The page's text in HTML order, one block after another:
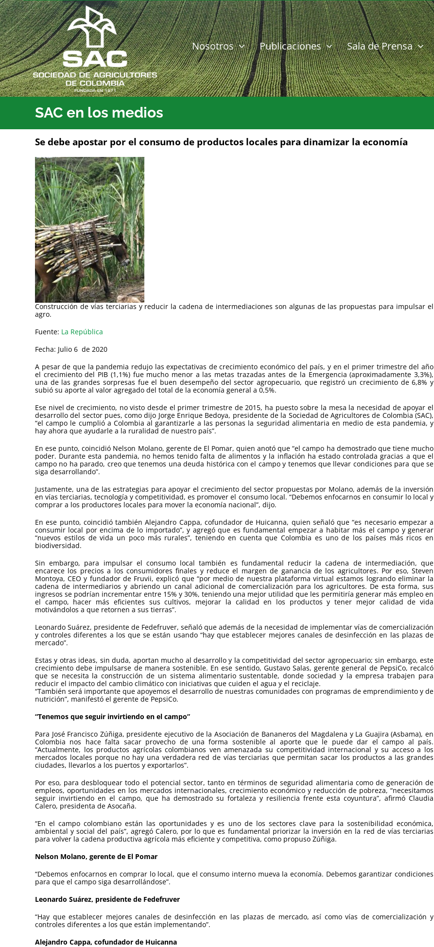
Saltar
al
contenido
Nosotros Publicaciones Sala de Prensa
SAC en los medios
Se debe apostar por el consumo de productos locales para dinamizar la economía
Construcción de vías terciarias y reducir la cadena de intermediaciones son algunas de las propuestas para impulsar el
agro.
Fuente: La República
Fecha: Julio 6 de 2020
A pesar de que la pandemia redujo las expectativas de crecimiento económico del país, y en el primer trimestre del año
el crecimiento del PIB (1,1%) fue mucho menor a las metas trazadas antes de la Emergencia (aproximadamente 3,3%),
una de las grandes sorpresas fue el buen desempeño del sector agropecuario, que registró un crecimiento de 6,8% y
subió su aporte al valor agregado del total de la economía general a 0,5%.
Ese nivel de crecimiento, no visto desde el primer trimestre de 2015, ha puesto sobre la mesa la necesidad de apoyar el
desarrollo del sector pues, como dijo Jorge Enrique Bedoya, presidente de la Sociedad de Agricultores de Colombia (SAC),
“el campo le cumplió a Colombia al garantizarle a las personas la seguridad alimentaria en medio de esta pandemia, y
hay ahora que ayudarle a la ruralidad de nuestro país”.
En ese punto, coincidió Nelson Molano, gerente de El Pomar, quien anotó que “el campo ha demostrado que tiene mucho
poder. Durante esta pandemia, no hemos tenido falta de alimentos y la inflación ha estado controlada gracias a que el
campo no ha parado, creo que tenemos una deuda histórica con el campo y tenemos que llevar condiciones para que se
siga desarrollando”.
Justamente, una de las estrategias para apoyar el crecimiento del sector propuestas por Molano, además de la inversión
en vías terciarias, tecnología y competitividad, es promover el consumo local. “Debemos enfocarnos en consumir lo local y
comprar a los productores locales para mover la economía nacional”, dijo.
En ese punto, coincidió también Alejandro Cappa, cofundador de Huicanna, quien señaló que “es necesario empezar a
consumir local por encima de lo importado”, y agregó que es fundamental empezar a habitar más el campo y generar
“nuevos estilos de vida un poco más rurales”, teniendo en cuenta que Colombia es uno de los países más ricos en
biodiversidad.
Sin embargo, para impulsar el consumo local también es fundamental reducir la cadena de intermediación, que
encarece los precios a los consumidores finales y reduce el margen de ganancia de los agricultores. Por eso, Steven
Montoya, CEO y fundador de Fruvii, explicó que “por medio de nuestra plataforma virtual estamos logrando eliminar la
cadena de intermediarios y abriendo un canal adicional de comercialización para los agricultores. De esta forma, sus
ingresos se podrían incrementar entre 15% y 30%, teniendo una mejor utilidad que les permitiría generar más empleo en
el campo, hacer más eficientes sus cultivos, mejorar la calidad en los productos y tener mejor calidad de vida
motivándolos a que retornen a sus tierras”.
Leonardo Suárez, presidente de Fedefruver, señaló que además de la necesidad de implementar vías de comercialización
y controles diferentes a los que se están usando “hay que establecer mejores canales de desinfección en las plazas de
mercado”.
Estas y otras ideas, sin duda, aportan mucho al desarrollo y la competitividad del sector agropecuario; sin embargo, este
crecimiento debe impulsarse de manera sostenible. En ese sentido, Gustavo Salas, gerente general de PepsiCo, recalcó
que se necesita la construcción de un sistema alimentario sustentable, donde sociedad y la empresa trabajen para
reducir el impacto del cambio climático con iniciativas que cuiden el agua y el reciclaje.
“También será importante que apoyemos el desarrollo de nuestras comunidades con programas de emprendimiento y de
nutrición”, manifestó el gerente de PepsiCo.
“Tenemos que seguir invirtiendo en el campo”
Para José Francisco Zúñiga, presidente ejecutivo de la Asociación de Bananeros del Magdalena y La Guajira (Asbama), en
Colombia nos hace falta sacar provecho de una forma sostenible al aporte que le puede dar el campo al país.
“Actualmente, los productos agrícolas colombianos ven amenazada su competitividad internacional y su acceso a los
mercados locales porque no hay una verdadera red de vías terciarias que permitan sacar los productos a las grandes
ciudades, llevarlos a los puertos y exportarlos”.
Por eso, para desbloquear todo el potencial sector, tanto en términos de seguridad alimentaria como de generación de
empleos, oportunidades en los mercados internacionales, crecimiento económico y reducción de pobreza, “necesitamos
seguir invirtiendo en el campo, que ha demostrado su fortaleza y resiliencia frente esta coyuntura”, afirmó Claudia
Calero, presidenta de Asocaña.
“En el campo colombiano están las oportunidades y es uno de los sectores clave para la sostenibilidad económica,
ambiental y social del país”, agregó Calero, por lo que es fundamental priorizar la inversión en la red de vías terciarias
para volver la cadena productiva agrícola más eficiente y competitiva, como propuso Zúñiga.
Nelson Molano, gerente de El Pomar
“Debemos enfocarnos en comprar lo local, que el consumo interno mueva la economía. Debemos garantizar condiciones
para que el campo siga desarrollándose”.
Leonardo Suárez, presidente de Fedefruver
“Hay que establecer mejores canales de desinfección en las plazas de mercado, así como vías de comercialización y
controles diferentes a los que están implementando”.
Alejandro Cappa, cofundador de Huicanna